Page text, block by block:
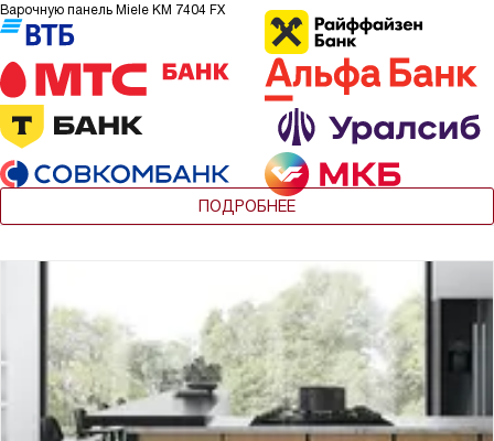
Варочную панель Miele KM 7404 FX
ПОДРОБНЕЕ